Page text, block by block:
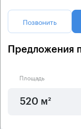
Позвонить
Предложения
Площадь
520 м²